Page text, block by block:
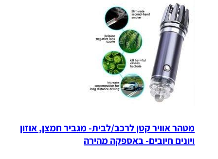
מטהר אוויר קטן לרכב/לבית- מגביר חמצן, אוזון
ויונים חיובים- באספקה מהירה